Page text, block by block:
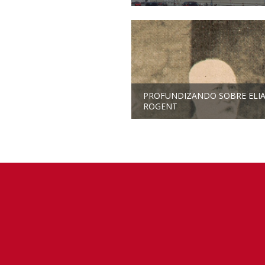
PROFUNDIZANDO SOBRE
ROGENT